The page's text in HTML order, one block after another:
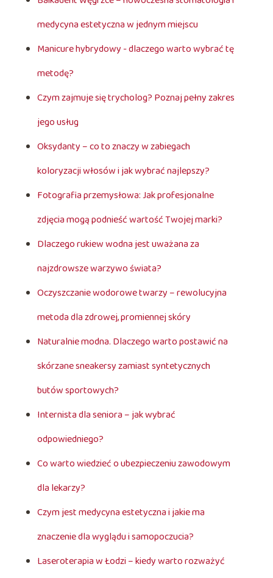
medycyna estetyczna w jednym miejscu
Manicure hybrydowy - dlaczego warto wybrać tę
metodę?
Czym zajmuje się trycholog? Poznaj pełny zakres
jego usług
Oksydanty – co to znaczy w zabiegach
koloryzacji włosów i jak wybrać najlepszy?
Fotografia przemysłowa: Jak profesjonalne
zdjęcia mogą podnieść wartość Twojej marki?
Dlaczego rukiew wodna jest uważana za
najzdrowsze warzywo świata?
Oczyszczanie wodorowe twarzy – rewolucyjna
metoda dla zdrowej, promiennej skóry
Naturalnie modna. Dlaczego warto postawić na
skórzane sneakersy zamiast syntetycznych
butów sportowych?
Internista dla seniora – jak wybrać
odpowiedniego?
Co warto wiedzieć o ubezpieczeniu zawodowym
dla lekarzy?
Czym jest medycyna estetyczna i jakie ma
znaczenie dla wyglądu i samopoczucia?
Laseroterapia w Łodzi – kiedy warto rozważyć